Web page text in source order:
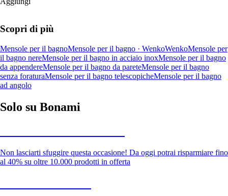
Scopri di più
Mensole per il bagnoMensole per il bagno · WenkoWenkoMensole per
il bagno nereMensole per il bagno in acciaio inoxMensole per il bagno
da appendereMensole per il bagno da pareteMensole per il bagno
senza foraturaMensole per il bagno telescopicheMensole per il bagno
ad angolo
Solo su Bonami
Non lasciarti sfuggire questa occasione! Da oggi potrai risparmiare fino
al 40% su oltre 10.000 prodotti in offerta